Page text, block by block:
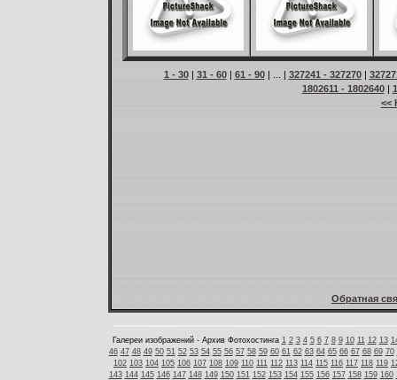
1 - 30| 31 - 60| 61 - 90| ... | 327241 - 327270|
1802611 - 1802640|
<<
Обратная
Галереи изображений - Архив Фотохостинга 1 2 3 4 5 6 7 8 9 10 11 12 13
46 47 48 49 50 51 52 53 54 55 56 57 58 59 60 61 62 63 64 65 66 67 68 69 70
102 103 104 105 106 107 108 109 110 111 112 113 114 115 116 117 118 119
143 144 145 146 147 148 149 150 151 152 153 154 155 156 157 158 159 160